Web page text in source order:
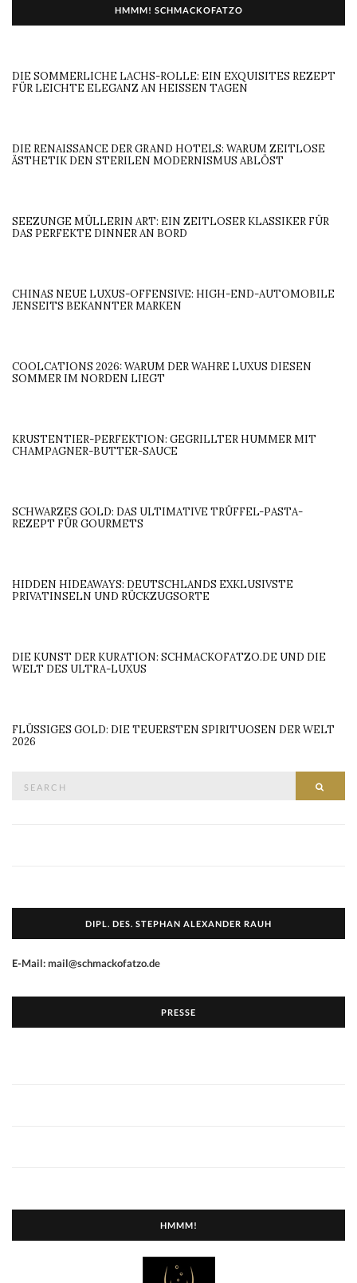
HMMM! SCHMACKOFATZO
DIE SOMMERLICHE LACHS-ROLLE: EIN EXQUISITES REZEPT
FÜR LEICHTE ELEGANZ AN HEISSEN TAGEN
DIE RENAISSANCE DER GRAND HOTELS: WARUM ZEITLOSE
ÄSTHETIK DEN STERILEN MODERNISMUS ABLÖST
SEEZUNGE MÜLLERIN ART: EIN ZEITLOSER KLASSIKER FÜR
DAS PERFEKTE DINNER AN BORD
CHINAS NEUE LUXUS-OFFENSIVE: HIGH-END-AUTOMOBILE
JENSEITS BEKANNTER MARKEN
COOLCATIONS 2026: WARUM DER WAHRE LUXUS DIESEN
SOMMER IM NORDEN LIEGT
KRUSTENTIER-PERFEKTION: GEGRILLTER HUMMER MIT
CHAMPAGNER-BUTTER-SAUCE
SCHWARZES GOLD: DAS ULTIMATIVE TRÜFFEL-PASTA-
REZEPT FÜR GOURMETS
HIDDEN HIDEAWAYS: DEUTSCHLANDS EXKLUSIVSTE
PRIVATINSELN UND RÜCKZUGSORTE
DIE KUNST DER KURATION: SCHMACKOFATZO.DE UND DIE
WELT DES ULTRA-LUXUS
FLÜSSIGES GOLD: DIE TEUERSTEN SPIRITUOSEN DER WELT
2026
DIPL. DES. STEPHAN ALEXANDER RAUH
E-Mail: mail@schmackofatzo.de
PRESSE
HMMM!